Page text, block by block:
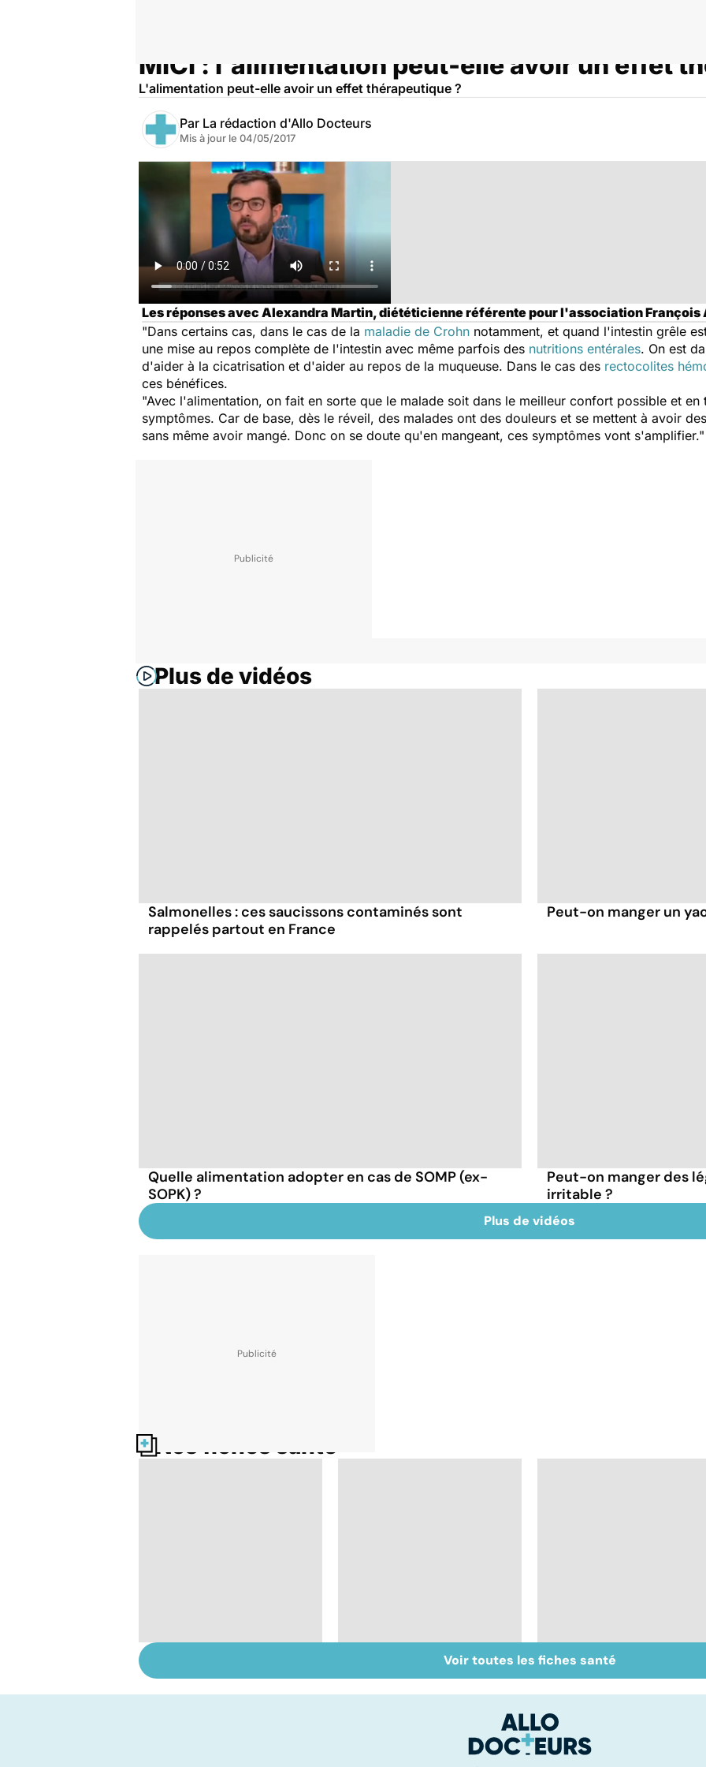
MICI : l'alimentation peut-elle avoir un effet
L'alimentation peut-elle avoir un effet thérapeutique ?
Par La rédaction d'Allo Docteurs
Mis à jour le 04/05/2017
Les réponses avec Alexandra Martin, diététicienne référente pour l'association François
"Dans certains cas, dans le cas de la maladie de Crohn notamment, et quand l'intestin grêle
une mise au repos complète de l'intestin avec même parfois des nutritions entérales. On est
d'aider à la cicatrisation et d'aider au repos de la muqueuse. Dans le cas des rectocolites
ces bénéfices.
"Avec l'alimentation, on fait en sorte que le malade soit dans le meilleur confort possible et en
symptômes. Car de base, dès le réveil, des malades ont des douleurs et se mettent à avoir
sans même avoir mangé. Donc on se doute qu'en mangeant, ces symptômes vont s'amplifier."
Plus de vidéos
Salmonelles : ces saucissons contaminés sont
rappelés partout en France
Peut-on manger un
Quelle alimentation adopter en cas de SOMP (ex-
SOPK) ?
Peut-on manger des
irritable ?
Plus de vidéos
Nos fiches santé
infections
Inflammation des
amygdales : que faire
Suicide : prévenir le
passage à l'acte
Voir toutes les fiches santé